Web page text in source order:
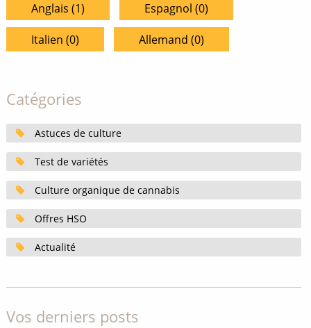
Anglais (1) Espagnol (0)
Italien (0) Allemand (0)
Catégories
Astuces de culture
Test de variétés
Culture organique de cannabis
Offres HSO
Actualité
Vos derniers posts